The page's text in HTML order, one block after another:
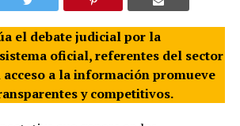
el debate judicial por la
oficial, referentes del sector
a la información promueve
y competitivos.